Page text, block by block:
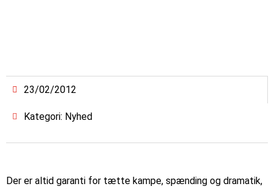
23/02/2012
Kategori: Nyhed
Der er altid garanti for tætte kampe, spænding og dramatik,